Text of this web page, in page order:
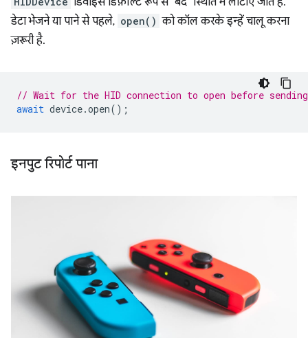
डेटा भेजने या पाने से पहले, open() को कॉल करके इन्हें चालू करना
ज़रूरी है.
// Wait for the HID connection to open before
await device.open();
इनपुट रिपोर्ट पाना